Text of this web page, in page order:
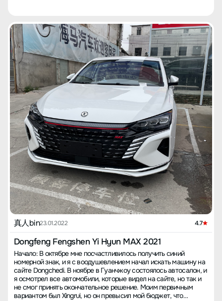
сонливость, когда вы едете в одиночку, поэтому будьте
осторожны. Звук в салоне автомобиля отличный, но не
безупречный. Важно, чтобы источник звука был качественным,
при покупке флешки обязательно выбирайте многоканальную,
лучше всего Hi-Fi, иначе качество звука можно ощутить только
на очень высоком уровне громкости. Относительно стоимости,
недостатков не так много, ведь всем известно о высоком
уровне комплектации отечественных автомобилей. 1. Задний
фонарь только один, что едва ли уменьшает стоимость
производства, по сравнению с бесплатными подарочными
пакетами для новых владельцев, но нарушает целостность
внешнего вида автомобиля. Для компании, стремящейся занять
нишу среди брендов первого эшелона, такие детали важны,
это минус! 2. Для чего дарить коврик на одноразовое
использование в пакете для нового владельца? Лучше было бы
подарить две подушки! 3. Автоматическое открытие-закрытие
люка с голосовым управлением — это хорошо, но почему
нельзя так же закрывать шторки? Это все еще нужно делать
вручную. Или в инструкции должно быть сказано, как это
сделать. Высококлассные автоматические автомобили
созданы для ленивых, почему бы не сделать их еще более
удобными?!
папа", "стильный папа", "модный папа", "крутой папа"
соответствовали моему новому статусу отца. Кажется, это
судьба. 2. В городе есть два автосалона, и после
многочисленных переговоров и сравнений я выбрал покупку в
одном из них. В середине ноября, за цену 11.25, я приобрел
свою первую машину — средний комплект Super Cool Trendy
Dad в цвете Shenmo Blue. Я был очень взволнован, чувствуя
себя обновлённым. Действительно, автомобили для мужчин —
это словно любимые большие игрушки. На сегодня, за два
месяца, я проехал 1000 километров, включая одну поездку
домой; в основном, я катался по городу. Внешний вид и
интерьер потрясающие, есть красный салон, который обычно
встречается в люксовых автомобилях. Внешность
внушительная, хотя коллеги говорят, это как базовая модель B-
класса (на мой взгляд, места достаточно). 3. Голосовое
управление на центральном экране делает вождение более
удобным и безопасным. Мне очень нравится музыка в машине,
хоть это и средняя комплектация, но очень качественная. Звук
двигателя приемлемый, подвеска комфортная. Есть ещё один
отличный аспект — адаптивный круиз-контроль на скоростях,
который отлично работает, автоматически следуя за
машинами, меняя скорость. Лично проверено, значительно
снижает нагрузку на правую ногу. 4. Есть две недостатки: во-
первых, шум от шин немного велик. В этой комплектации
установлены шины Wanli, и на некоторых асфальтированных
дорогах шум значительно заметен. Я обычно включаю музыку,
чтобы нивелировать это. К тому же, я люблю слушать музыку.
Во-вторых, расход топлива. Возможно, это моя первая машина,
водительские права я получил в 2018 году, а из-за отсутствия
опыта, не соблюдения привычек, расход топлива составляет в
среднем 8.3. На скоростной трассе и высоким мостам
потребление составляет около 5 литров, что довольно
экономично, но в городе около 9 литров. После просмотра
真人bin23.01.2022 4.7
Dongfeng Fengshen Yi Hyun MAX 2021
Начало: В октябре мне посчастливилось получить синий
номерной знак, и я с воодушевлением начал искать машину на
сайте Dongchedi. В ноябре в Гуанчжоу состоялось автосалон, и
я осмотрел все автомобили, которые видел на сайте, но так и
не смог принять окончательное решение. Моим первичным
вариантом был Xingrui, но он превысил мой бюджет, что